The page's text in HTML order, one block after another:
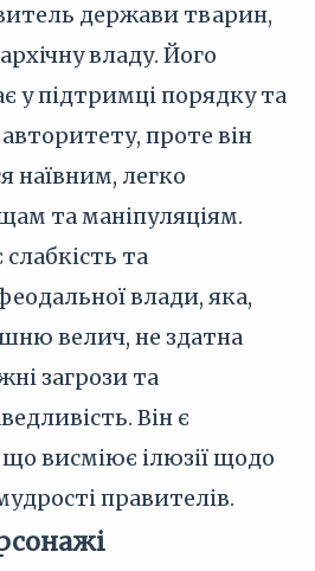
держави тварин,
владу. Його
у підтримці порядку та
проте він
наївним, легко
та маніпуляціям.
та
влади, яка,
велич, не здатна
загрози та
Він є
висміює ілюзії щодо
правителів.